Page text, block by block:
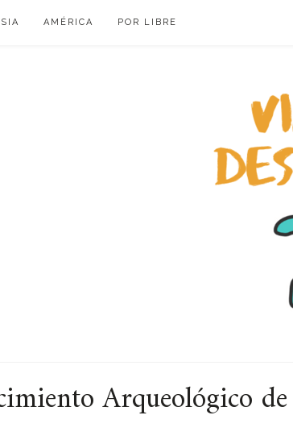
AMÉRICA POR LIBRE
Arqueológico